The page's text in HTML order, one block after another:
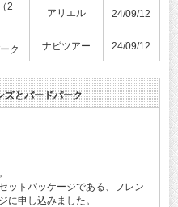
2
アリエル 24/09/12
ク ナビツアー 24/09/12
ズとバードパーク
ットパッケージである、フレン
に申し込みました。